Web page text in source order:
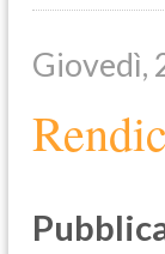
Giovedì,